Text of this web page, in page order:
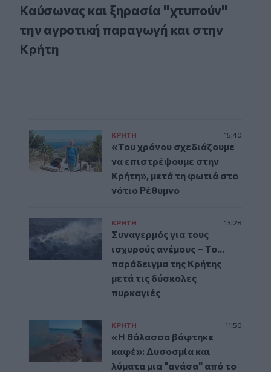
Καύσωνας και ξηρασία "χτυπούν"
την αγροτική παραγωγή και στην
Κρήτη
ΚΡΗΤΗ 15:40
«Του χρόνου σχεδιάζουμε
να επιστρέψουμε στην
Κρήτη», μετά τη φωτιά στο
νότιο Ρέθυμνο
ΚΡΗΤΗ 13:28
Συναγερμός για τους
ισχυρούς ανέμους – Το...
παράδειγμα της Κρήτης
μετά τις δύσκολες
πυρκαγιές
ΚΡΗΤΗ 11:56
«Η θάλασσα βάφτηκε
καφέ»: Δυσοσμία και
λύματα μια "ανάσα" από το